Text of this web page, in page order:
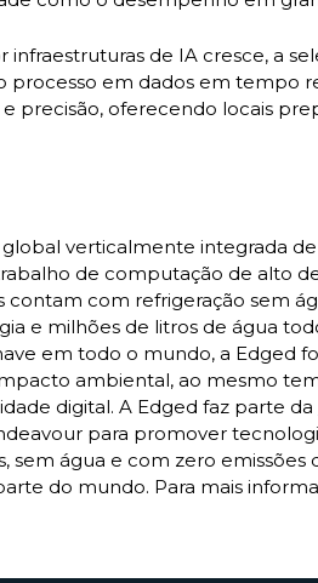
de IA cresce, a
processo em dados em tempo
precisão, oferecendo locais
verticalmente integrada
de computação de alto
contam com refrigeração sem
e milhões de litros de água
em todo o mundo, a Edged
ambiental, ao mesmo
digital. A Edged faz parte da
para promover
água e com zero emissões
do mundo. Para mais